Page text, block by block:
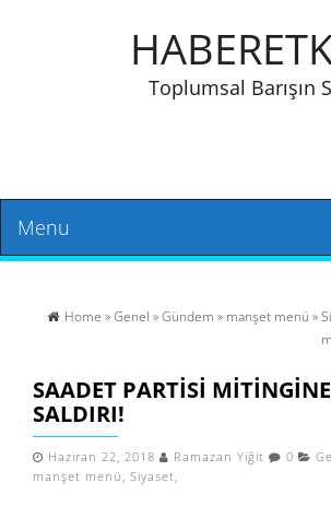
Toplumsal Barışın
Menu
Home »Genel »Gündem » manşet menü »
SAADET PARTISI
SALDIRI!
Haziran 22, 2018 Ramazan Yiğit 0
manşet menü , Siyaset,